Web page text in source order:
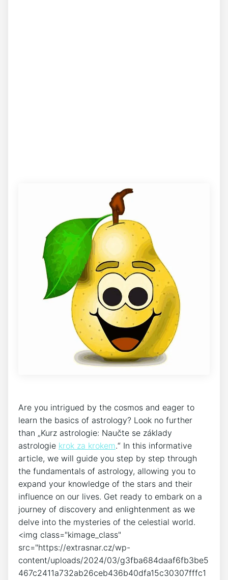
Are you intrigued by the cosmos and eager to
learn the basics of astrology? Look no further
than „Kurz astrologie: Naučte se základy
astrologie krok za krokem.“ In this informative
article, we will guide you step by step through
the fundamentals of astrology, allowing you to
expand your knowledge of the stars and their
influence on our lives. Get ready to embark on a
journey of discovery and enlightenment as we
delve into the mysteries of the celestial world.
<img class="kimage_class"
src="https://extrasnar.cz/wp-
content/uploads/2024/03/g3fba684daaf6fb3be5
467c2411a732ab26ceb436b40dfa15c30307fffc1